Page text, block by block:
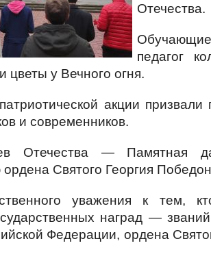
Отечества.
педагог
цветы у Вечного огня.
акции
и современников.
Отечества — Памятная
Святого Георгия
уважения к тем,
наград —
Федерации, ордена